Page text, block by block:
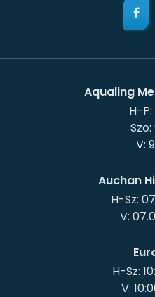
Aqualing
H-
Auchan
H-Sz:
H-Sz: